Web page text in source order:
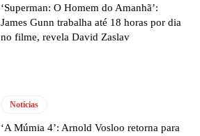
‘Superman: O Homem do Amanhã’:
James Gunn trabalha até 18 horas por dia
no filme, revela David Zaslav
Notícias
‘A Múmia 4’: Arnold Vosloo retorna para